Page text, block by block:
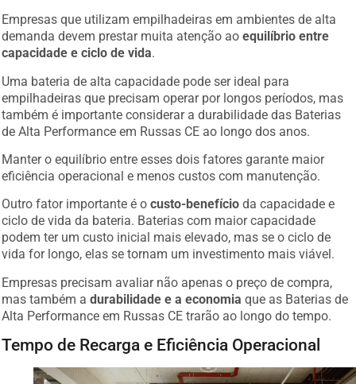
Empresas que utilizam empilhadeiras em ambientes de alta
demanda devem prestar muita atenção aoequilíbrio entre
capacidade e ciclo de vida.
Uma bateria de alta capacidade pode ser ideal para
empilhadeiras que precisam operar por longos períodos, mas
também é importante considerar a durabilidade das Baterias
de Alta Performance em Russas CE ao longo dos anos.
Manter o equilíbrio entre esses dois fatores garante maior
eficiência operacional e menos custos com manutenção.
Outro fator importante é ocusto-benefício da capacidade e
ciclo de vida da bateria. Baterias com maior capacidade
podem ter um custo inicial mais elevado, mas se o ciclo de
vida for longo, elas se tornam um investimento mais viável.
Empresas precisam avaliar não apenas o preço de compra,
mas também adurabilidade e a economia que as Baterias de
Alta Performance em Russas CE trarão ao longo do tempo.
Tempo de Recarga e Eficiência Operacional